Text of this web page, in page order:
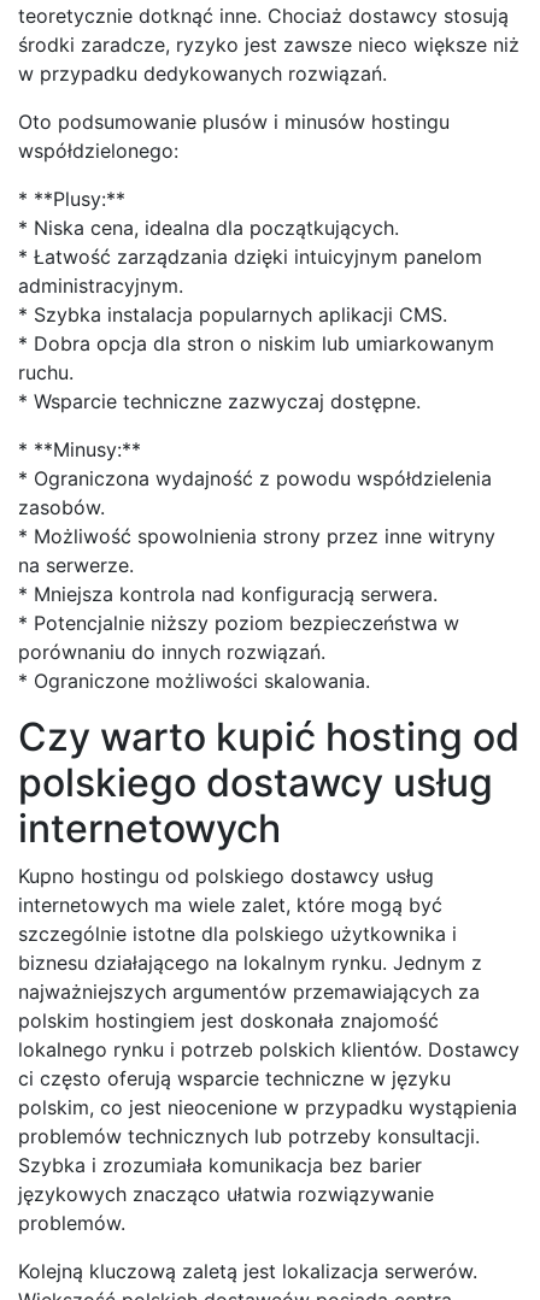
teoretycznie dotknąć inne. Chociaż dostawcy stosują
środki zaradcze, ryzyko jest zawsze nieco większe niż
w przypadku dedykowanych rozwiązań.
Oto podsumowanie plusów i minusów hostingu
współdzielonego:
* **Plusy:**
* Niska cena, idealna dla początkujących.
* Łatwość zarządzania dzięki intuicyjnym panelom
administracyjnym.
* Szybka instalacja popularnych aplikacji CMS.
* Dobra opcja dla stron o niskim lub umiarkowanym
ruchu.
* Wsparcie techniczne zazwyczaj dostępne.
* **Minusy:**
* Ograniczona wydajność z powodu współdzielenia
zasobów.
* Możliwość spowolnienia strony przez inne witryny
na serwerze.
* Mniejsza kontrola nad konfiguracją serwera.
* Potencjalnie niższy poziom bezpieczeństwa w
porównaniu do innych rozwiązań.
* Ograniczone możliwości skalowania.
Czy warto kupić hosting od
polskiego dostawcy usług
internetowych
Kupno hostingu od polskiego dostawcy usług
internetowych ma wiele zalet, które mogą być
szczególnie istotne dla polskiego użytkownika i
biznesu działającego na lokalnym rynku. Jednym z
najważniejszych argumentów przemawiających za
polskim hostingiem jest doskonała znajomość
lokalnego rynku i potrzeb polskich klientów. Dostawcy
ci często oferują wsparcie techniczne w języku
polskim, co jest nieocenione w przypadku wystąpienia
problemów technicznych lub potrzeby konsultacji.
Szybka i zrozumiała komunikacja bez barier
językowych znacząco ułatwia rozwiązywanie
problemów.
Kolejną kluczową zaletą jest lokalizacja serwerów.